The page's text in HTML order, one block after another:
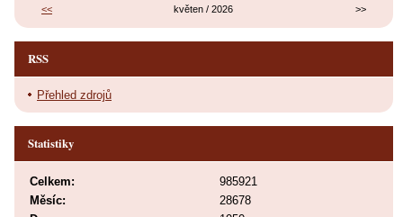
<< květen / 2026 >>
RSS
Přehled zdrojů
Statistiky
Celkem:
985921
Měsíc:
28678